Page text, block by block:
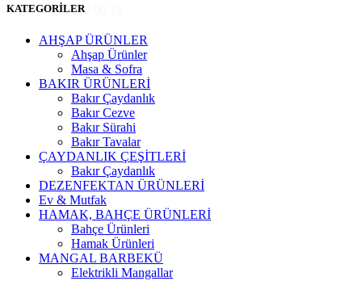
0850 888 00 18
KATEGORİLER
AHŞAP ÜRÜNLER
Ahşap Ürünler
Masa & Sofra
BAKIR ÜRÜNLERİ
Bakır Çaydanlık
Bakır Cezve
Bakır Sürahi
Bakır Tavalar
ÇAYDANLIK ÇEŞİTLERİ
Bakır Çaydanlık
DEZENFEKTAN ÜRÜNLERİ
Ev & Mutfak
HAMAK, BAHÇE ÜRÜNLERİ
Bahçe Ürünleri
Hamak Ürünleri
MANGAL BARBEKÜ
Elektrikli Mangallar